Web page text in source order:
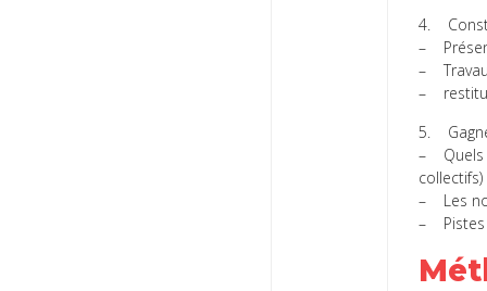
4.
–
–
–
5.
– Quels
collectifs)
– Les
– Pistes